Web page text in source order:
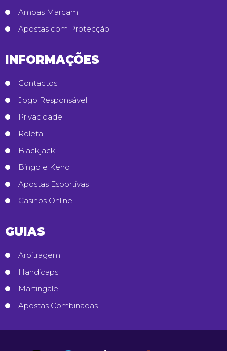
Ambas Marcam
Apostas com Protecção
INFORMAÇÕES
Contactos
Jogo Responsável
Privacidade
Roleta
Blackjack
Bingo e Keno
Apostas Esportivas
Casinos Online
GUIAS
Arbitragem
Handicaps
Martingale
Apostas Combinadas